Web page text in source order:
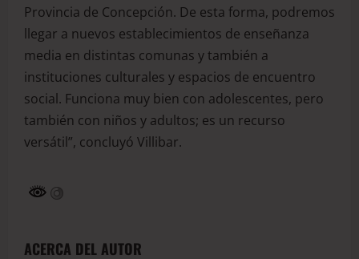
Provincia de Concepción. De esta forma, podremos
llegar a nuevos establecimientos de enseñanza
media en distintas comunas y también a
instituciones culturales y espacios de encuentro
social. Funciona muy bien con adolescentes, pero
también con niños y adultos; es un recurso
versátil”, concluyó Villibar.
ACERCA DEL AUTOR